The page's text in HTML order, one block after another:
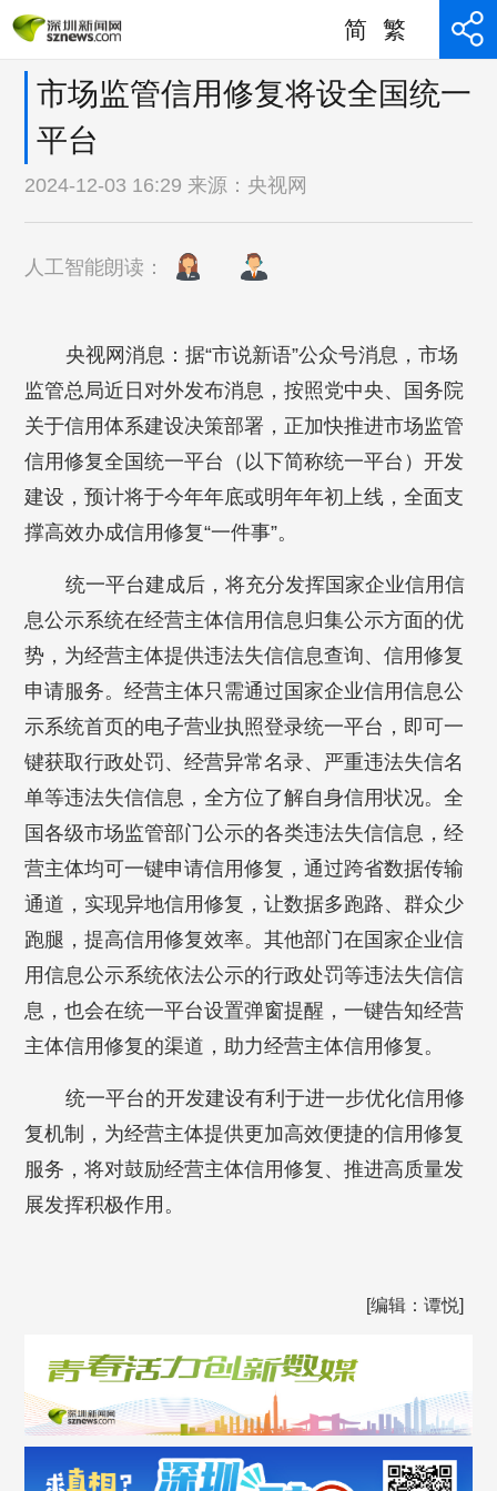
简 繁
市场监管信用修复将设全国统一
平台
2024-12-03 16:29 来源： 央视网
人工智能朗读：
央视网消息：据“市说新语”公众号消息，市场
监管总局近日对外发布消息，按照党中央、国务院
关于信用体系建设决策部署，正加快推进市场监管
信用修复全国统一平台（以下简称统一平台）开发
建设，预计将于今年年底或明年年初上线，全面支
撑高效办成信用修复“一件事”。
统一平台建成后，将充分发挥国家企业信用信
息公示系统在经营主体信用信息归集公示方面的优
势，为经营主体提供违法失信信息查询、信用修复
申请服务。经营主体只需通过国家企业信用信息公
示系统首页的电子营业执照登录统一平台，即可一
键获取行政处罚、经营异常名录、严重违法失信名
单等违法失信信息，全方位了解自身信用状况。全
国各级市场监管部门公示的各类违法失信信息，经
营主体均可一键申请信用修复，通过跨省数据传输
通道，实现异地信用修复，让数据多跑路、群众少
跑腿，提高信用修复效率。其他部门在国家企业信
用信息公示系统依法公示的行政处罚等违法失信信
息，也会在统一平台设置弹窗提醒，一键告知经营
主体信用修复的渠道，助力经营主体信用修复。
统一平台的开发建设有利于进一步优化信用修
复机制，为经营主体提供更加高效便捷的信用修复
服务，将对鼓励经营主体信用修复、推进高质量发
展发挥积极作用。
[编辑：谭悦]